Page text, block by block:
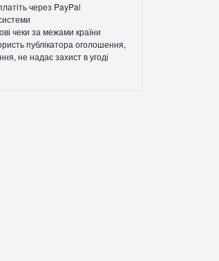
через PayPal
чеки за межами країни
публікатора оголошення,
не надає захист в угоді